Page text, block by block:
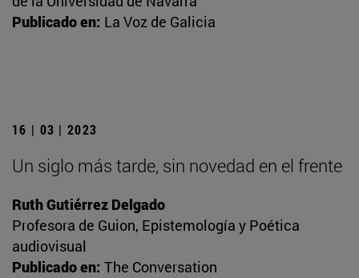
Publicado en: La Voz de Galicia
16 | 03 | 2023
Un siglo más tarde, sin novedad en el frente
Ruth Gutiérrez Delgado
Profesora de Guion, Epistemología y Poética
audiovisual
Publicado en: The Conversation